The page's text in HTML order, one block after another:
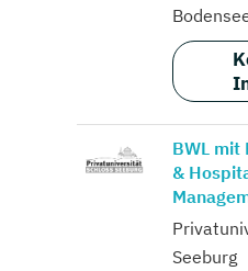
BWL mit
&
Seeburg